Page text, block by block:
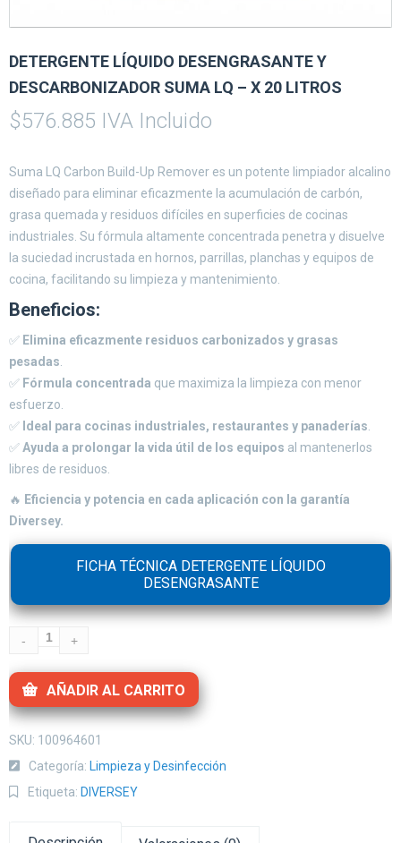
DETERGENTE LÍQUIDO DESENGRASANTE Y
DESCARBONIZADOR SUMA LQ – X 20 LITROS
$576.885 IVA Incluido
Suma LQ Carbon Build-Up Remover es un potente limpiador alcalino
diseñado para eliminar eficazmente la acumulación de carbón,
grasa quemada y residuos difíciles en superficies de cocinas
industriales. Su fórmula altamente concentrada penetra y disuelve
la suciedad incrustada en hornos, parrillas, planchas y equipos de
cocina, facilitando su limpieza y mantenimiento.
Beneficios:
✅ Elimina eficazmente residuos carbonizados y grasas
pesadas
✅ Fórmula concentrada que maximiza la limpieza con menor
esfuerzo.
✅ Ideal para cocinas industriales, restaurantes y panaderías
✅Ayuda a prolongar la vida útil de los equipos al mantenerlos
libres de residuos.
🔥 Eficiencia y potencia en cada aplicación con la garantía
Diversey.
FICHA TÉCNICA DETERGENTE LÍQUIDO
DESENGRASANTE
AÑADIR AL CARRITO
SKU: 100964601
Categoría: Limpieza y Desinfección
Etiqueta: DIVERSEY